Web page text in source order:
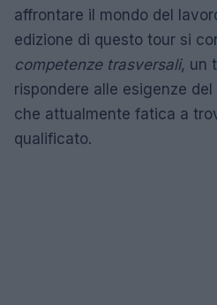
affrontare il mondo del
edizione di questo tour si
competenze trasversali, un
rispondere alle esigenze
che attualmente fatica a
qualificato.